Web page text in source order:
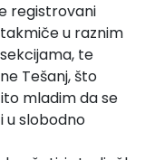
registrovani
u raznim
te
Tešanj, što
mladim da se
u slobodno